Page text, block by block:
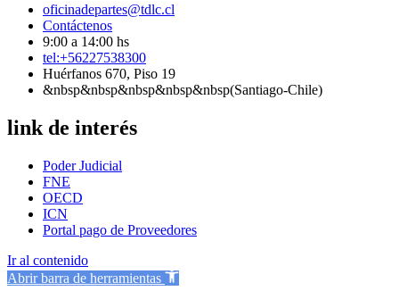
oficinadepartes@tdlc.cl
Contáctenos
9:00 a 14:00 hs
tel:+56227538300
Huérfanos 670, Piso 19
&nbsp&nbsp&nbsp&nbsp&nbsp(Santiago-Chile)
link de interés
Poder Judicial
FNE
OECD
ICN
Portal pago de Proveedores
Ir al contenido
Abrir barra de herramientas